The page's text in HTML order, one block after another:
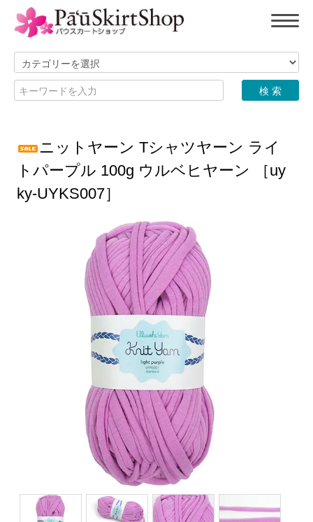
ニットヤーン Tシャツヤーン ライ
トパープル 100g ウルベヒヤーン ［uy
ky-UYKS007］